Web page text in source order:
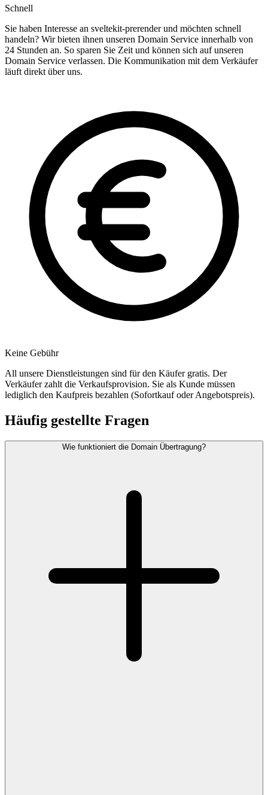
Schnell
Sie haben Interesse an sveltekit-prerender und möchten schnell
handeln? Wir bieten ihnen unseren Domain Service innerhalb von
24 Stunden an. So sparen Sie Zeit und können sich auf unseren
Domain Service verlassen. Die Kommunikation mit dem Verkäufer
läuft direkt über uns.
Keine Gebühr
All unsere Dienstleistungen sind für den Käufer gratis. Der
Verkäufer zahlt die Verkaufsprovision. Sie als Kunde müssen
lediglich den Kaufpreis bezahlen (Sofortkauf oder Angebotspreis).
Häufig gestellte Fragen
Wie funktioniert die Domain Übertragung?